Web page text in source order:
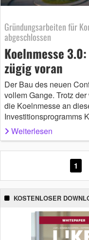
Gründungsarbeiten für
abgeschlossen
Koelnmesse
zügig voran
Der Bau des neuen
vollem Gange. Trotz
die Koelnmesse an
Investitionsprogramms
Weiterlesen
1
KOSTENLOSER